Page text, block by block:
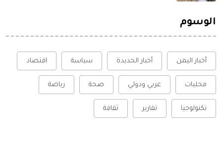
الوسوم
أخبار اليمن أخبار الحديدة سياسة اقتصاد
محليات عربي ودولي صحة رياضة
تكنولوجيا تقارير ثقافة